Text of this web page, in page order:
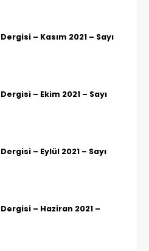
Dergisi – Kasım 2021 – Sayı
Dergisi – Ekim 2021 – Sayı
Dergisi – Eylül 2021 – Sayı
Dergisi – Haziran 2021 –